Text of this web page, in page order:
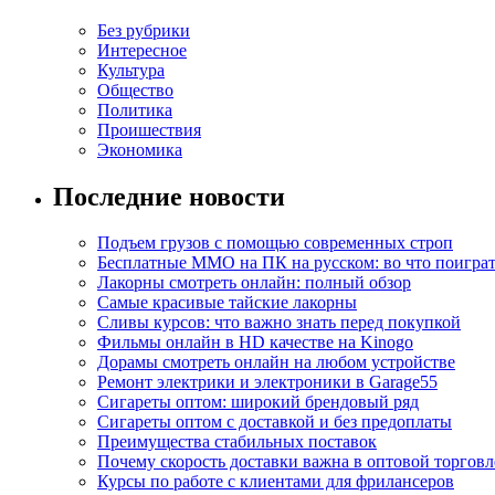
Без рубрики
Интересное
Культура
Общество
Политика
Проишествия
Экономика
Последние новости
Подъем грузов с помощью современных строп
Бесплатные MMO на ПК на русском: во что
Лакорны смотреть онлайн: полный обзор
Самые красивые тайские лакорны
Сливы курсов: что важно знать перед покупкой
Фильмы онлайн в HD качестве на Kinogo
Дорамы смотреть онлайн на любом устройстве
Ремонт электрики и электроники в Garage55
Сигареты оптом: широкий брендовый ряд
Сигареты оптом с доставкой и без предоплаты
Преимущества стабильных поставок
Почему скорость доставки важна в оптовой
Курсы по работе с клиентами для фрилансеров